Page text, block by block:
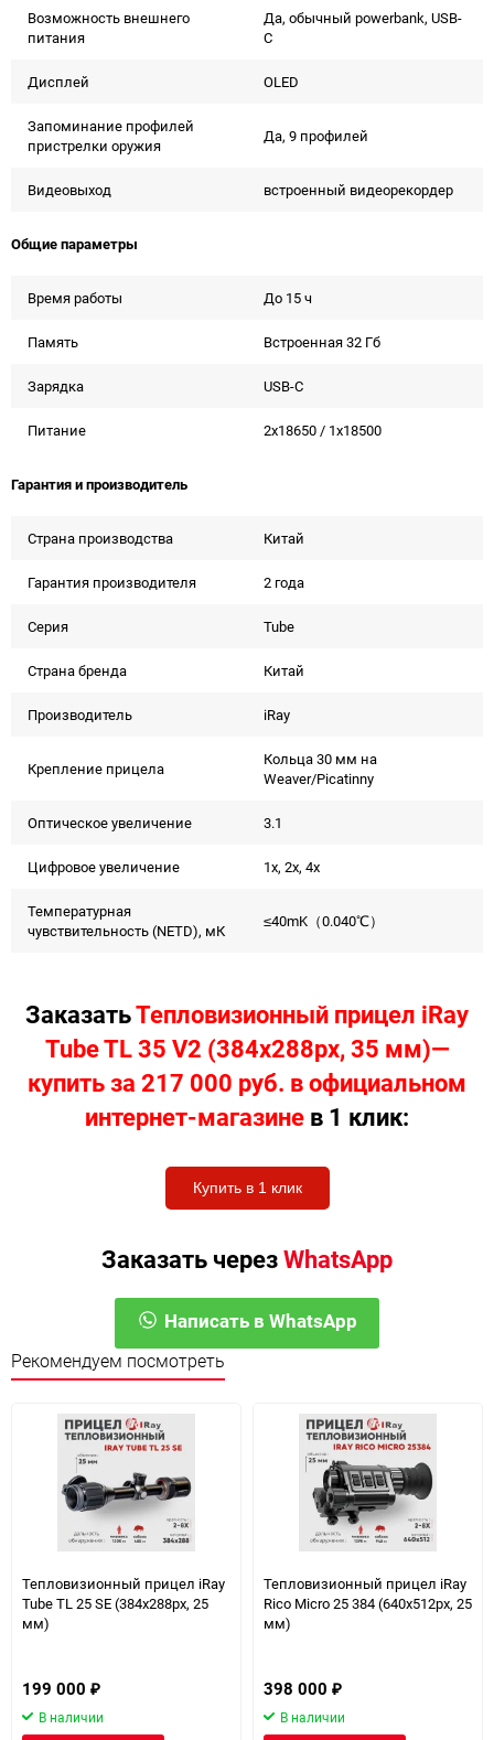
Возможность внешнего
питания
Да, обычный powerbank, USB-
C
Дисплей OLED
Запоминание профилей
пристрелки оружия
Да, 9 профилей
Видеовыход встроенный видеорекордер
Общие параметры
Время работы До 15 ч
Память Встроенная 32 Гб
Зарядка USB-C
Питание 2x18650 / 1x18500
Гарантия и производитель
Страна производства Китай
Гарантия производителя 2 года
Серия Tube
Страна бренда Китай
Производитель iRay
Крепление прицела
Кольца 30 мм на
Weaver/Picatinny
Оптическое увеличение 3.1
Цифровое увеличение 1x, 2x, 4x
Температурная
чувствительность (NETD), мК
≤40mK（0.040℃）
ЗаказатьТепловизионный прицел iRay
Tube TL 35 V2 (384х288px, 35 мм)—
купить за 217 000 руб. в официальном
интернет-магазине в 1 клик:
Купить в 1 клик
Заказать черезWhatsApp
Написать в WhatsApp
Рекомендуем посмотреть
Тепловизионный прицел iRay
Tube TL 25 SE (384х288px, 25
мм)
199 000 ₽
В наличии
Тепловизионный прицел iRay
Rico Micro 25 384 (640х512px, 25
мм)
398 000 ₽
В наличии